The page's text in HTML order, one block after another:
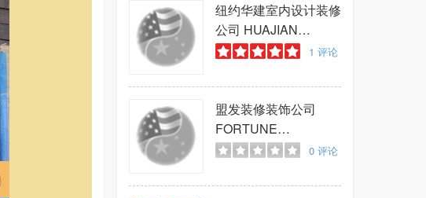
纽约华建室内设计装修
公司 HUAJIAN
INTERIOR DESIGN
COMPANY
1 评论
盟发装修装饰公司
FORTUNE
CONSTRUCTION
0 评论